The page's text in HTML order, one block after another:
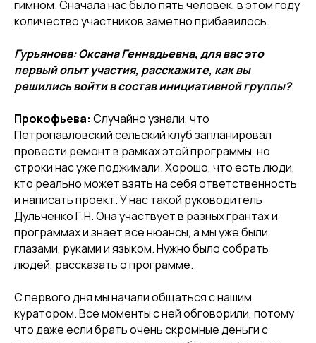
гимном. Сначала нас было пять человек, в этом году
количество участников заметно прибавилось.
Гурьянова: Оксана Геннадьевна, для вас это
первый опыт участия, расскажите, как вы
решились войти в состав инициативной группы?
Прокофьева: Случайно узнали, что
Петропавловский сельский клуб запланировал
провести ремонт в рамках этой программы, но
строки нас уже поджимали. Хорошо, что есть люди,
кто реально может взять на себя ответственность
и написать проект. У нас такой руководитель
Дульченко Г.Н. Она участвует в разных грантах и
программах и знает все нюансы, а мы уже были
глазами, руками и языком. Нужно было собрать
людей, рассказать о программе.
С первого дня мы начали общаться с нашим
куратором. Все моменты с ней обговорили, потому
что даже если брать очень скромные деньги с